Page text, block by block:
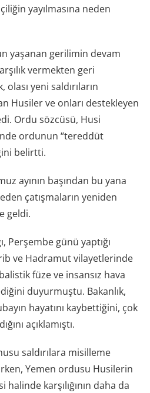
yayılmasına neden
yaşanan gerilimin devam
vermekten geri
yeni saldırıların
Husiler ve onları destekleyen
Ordu sözcüsü, Husi
ordunun “tereddüt
belirtti.
ayının başından bu yana
çatışmaların yeniden
geldi.
Perşembe günü yaptığı
ve Hadramut vilayetlerinde
füze ve insansız hava
duyurmuştu. Bakanlık,
hayatını kaybettiğini, çok
açıklamıştı.
saldırılara misilleme
Yemen ordusu Husilerin
halinde karşılığının daha da